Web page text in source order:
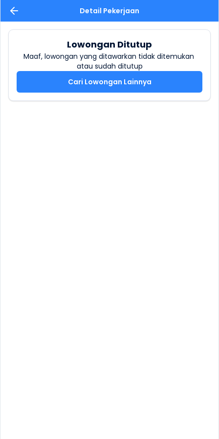
Detail Pekerjaan
Lowongan Ditutup
Maaf, lowongan yang ditawarkan tidak ditemukan
atau sudah ditutup
Cari Lowongan Lainnya